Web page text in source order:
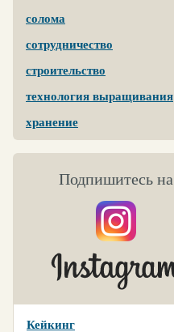
солома
сотрудничество
строительство
технология выращивания
хранение
Подпишитесь на
Кейкинг